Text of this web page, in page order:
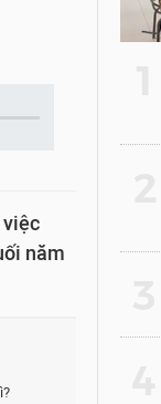
việc
năm